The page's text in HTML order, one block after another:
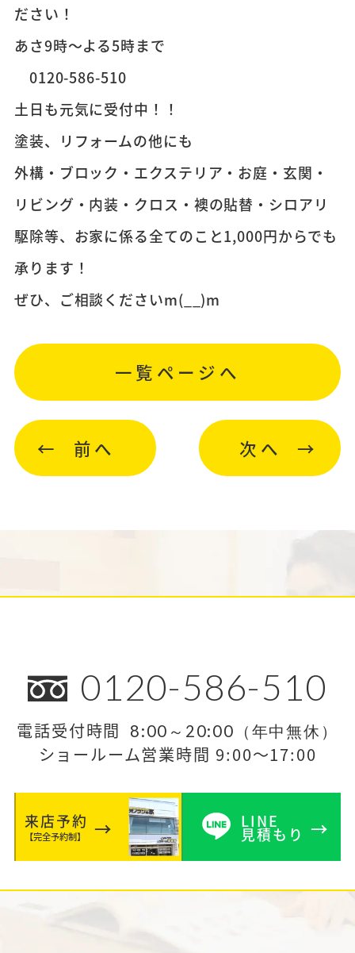
ださい！
あさ9時～よる5時まで
0120-586-510
土日も元気に受付中！！
塗装、リフォームの他にも
外構・ブロック・エクステリア・お庭・玄関・
リビング・内装・クロス・襖の貼替・シロアリ
駆除等、お家に係る全てのこと1,000円からでも
承ります！
ぜひ、ご相談くださいm(__)m
前へ
一覧ページへ
次へ
0120-586-510
電話受付時間 8:00～20:00（年中無休）
ショールーム営業時間 9:00～17:00
来店予約
【完全予約制】
LINE
見積もり